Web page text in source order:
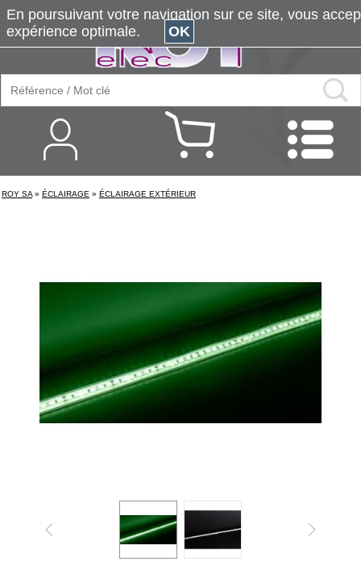
ROY SA » ÉCLAIRAGE » ÉCLAIRAGE EXTÉRIEUR
En poursuivant votre navigation sur ce site, vous
expérience optimale.
OK